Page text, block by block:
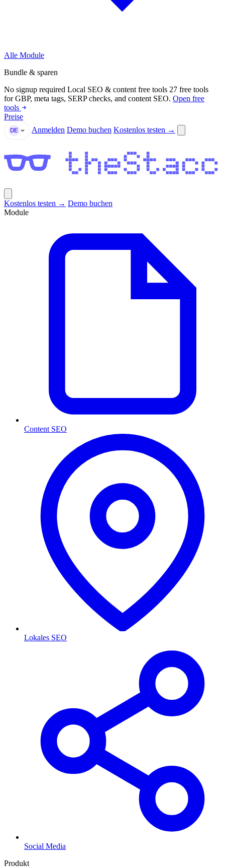
Alle Module
Bundle & sparen
No signup required Local SEO & content free tools 27 free tools
for GBP, meta tags, SERP checks, and content SEO. Open free
tools
Preise
DE Anmelden Demo buchen Kostenlos testen →
Kostenlos testen → Demo buchen
Module
Content SEO
Lokales SEO
Social Media
Produkt